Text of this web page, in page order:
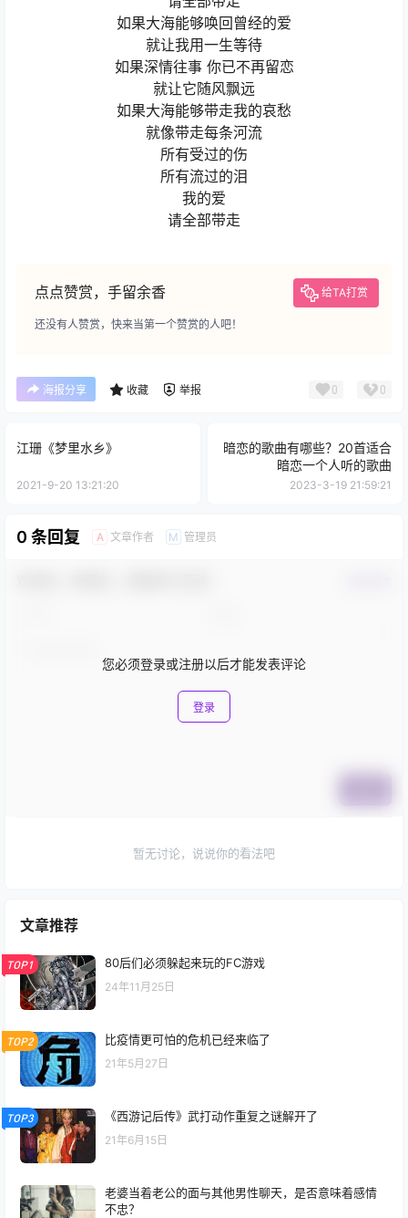
如果大海能够唤回曾经的爱
就让我用一生等待
如果深情往事 你已不再留恋
就让它随风飘远
如果大海能够带走我的哀愁
就像带走每条河流
所有受过的伤
所有流过的泪
我的爱
请全部带走
点点赞赏，手留余香 给TA打赏
还没有人赞赏，快来当第一个赞赏的人吧！
海报分享 收藏 举报 0 0
江珊《梦里水乡》
2021-9-20 13:21:20
暗恋的歌曲有哪些？20首适合
暗恋一个人听的歌曲
2023-3-19 21:59:21
0 条回复 A 文章作者 M 管理员
您必须登录或注册以后才能发表评论
登录
暂无讨论，说说你的看法吧
文章推荐
TOP1 80后们必须躲起来玩的FC游戏
24年11月25日
TOP2 比疫情更可怕的危机已经来临了
21年5月27日
TOP3 《西游记后传》武打动作重复之谜解开了
21年6月15日
老婆当着老公的面与其他男性聊天，是否意味着感情
不忠？